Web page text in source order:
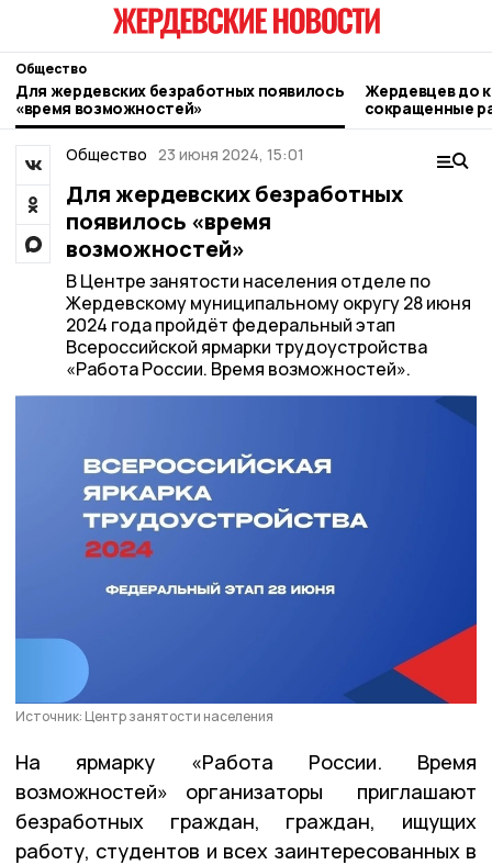
Общество
Для жердевских безработных появилось
«время возможностей»
Жердевцев до
сокращенные
Общество 23 июня 2024, 15:01
Для жердевских безработных
появилось «время
возможностей»
В Центре занятости населения отделе по
Жердевскому муниципальному округу 28 июня
2024 года пройдёт федеральный этап
Всероссийской ярмарки трудоустройства
«Работа России. Время возможностей».
Источник: Центр занятости населения
На ярмарку «Работа России. Время
возможностей» организаторы приглашают
безработных граждан, граждан, ищущих
работу, студентов и всех заинтересованных в